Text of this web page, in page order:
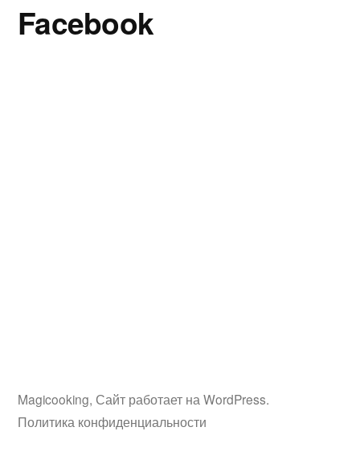
Facebook
Magicooking, Сайт работает на WordPress.
Политика конфиденциальности